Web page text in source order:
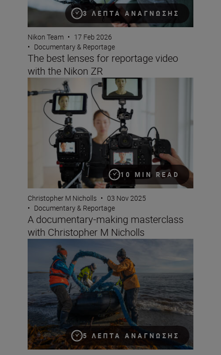
3 ΛΕΠΤΆ ΑΝΆΓΝΩΣΗΣ
Nikon Team • 17 Feb 2026
• Documentary & Reportage
The best lenses for reportage video
with the Nikon ZR
10 MIN READ
A documentary-making masterclass with Christopher
Christopher M Nicholls • 03 Nov 2025
• Documentary & Reportage
A documentary-making masterclass
with Christopher M Nicholls
5 ΛΕΠΤΆ ΑΝΆΓΝΩΣΗΣ
“My camera is a tool for science communication”